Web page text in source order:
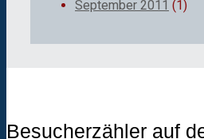
September 2011 (1)
Besucherzähler auf